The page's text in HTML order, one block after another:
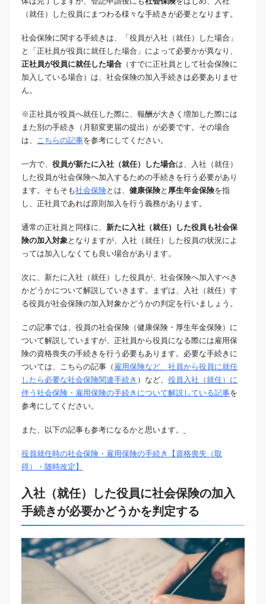
（就任）した役員にまつわる様々な手続きが必要となります。
社会保険に関する手続きは、「役員が入社（就任）した場合」
と「正社員が役員に就任した場合」によって必要かが異なり、
正社員が役員に就任した場合 （すでに正社員として社会保険に
加入している場合）は、社会保険の加入手続きは必要ありませ
ん。
※正社員が役員へ就任した際に、報酬が大きく増加した際には
また別の手続き（月額変更届の提出）が必要です。その場合
は、
こちらの記事を参考にしてください。
一方で、 役員が新たに入社（就任）した場合は、入社（就任）
した役員が社会保険へ加入するための手続きを行う必要があり
ます。そもそも社会保険とは、 健康保険と 厚生年金保険を指
し、正社員であれば原則加入を行う義務があります。
通常の正社員と同様に、 新たに入社（就任）した役員も社会保
険の加入対象 となりますが、入社（就任）した役員の状況によ
っては加入しなくても良い場合があります。
次に、新たに入社（就任）した役員が、社会保険へ加入すべき
かどうかについて解説していきます。まずは、入社（就任）す
る役員が社会保険の加入対象かどうかの判定を行いましょう。
この記事では、役員の社会保険（健康保険・厚生年金保険）に
ついて解説していますが、正社員から役員になる際には雇用保
険の資格喪失の手続きを行う必要もあります。必要な手続きに
ついては、こちらの記事（ 雇用保険など、社員から役員に就任
したら必要な社会保険関連手続き ）など、 役員入社（就任）に
伴う社会保険・雇用保険の手続きについて解説している記事を
参考にしてください。
また、以下の記事も参考になるかと思います。
役員就任時の社会保険・雇用保険の手続き【資格喪失（取
得）・随時改定】
入社（就任）した役員に社会保険の加入
手続きが必要かどうかを判定する